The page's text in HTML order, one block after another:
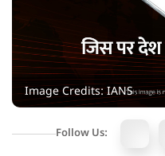
Image Credits: IANS
Follow Us: